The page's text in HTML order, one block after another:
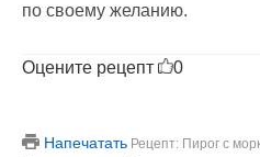
по своему желанию.
Оцените рецепт 0
Напечатать Рецепт: Пирог с